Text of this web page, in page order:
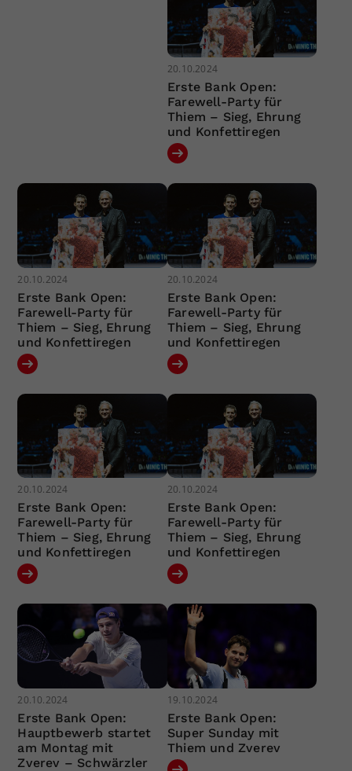
20.10.2024
Erste Bank Open:
Farewell-Party für
Thiem – Sieg, Ehrung
und Konfettiregen
20.10.2024
Erste Bank Open:
Farewell-Party für
Thiem – Sieg, Ehrung
und Konfettiregen
20.10.2024
Erste Bank Open:
Farewell-Party für
Thiem – Sieg, Ehrung
und Konfettiregen
20.10.2024
Erste Bank Open:
Farewell-Party für
Thiem – Sieg, Ehrung
und Konfettiregen
20.10.2024
Erste Bank Open:
Farewell-Party für
Thiem – Sieg, Ehrung
und Konfettiregen
20.10.2024
Erste Bank Open:
Hauptbewerb startet
am Montag mit
Zverev – Schwärzler
19.10.2024
Erste Bank Open:
Super Sunday mit
Thiem und Zverev